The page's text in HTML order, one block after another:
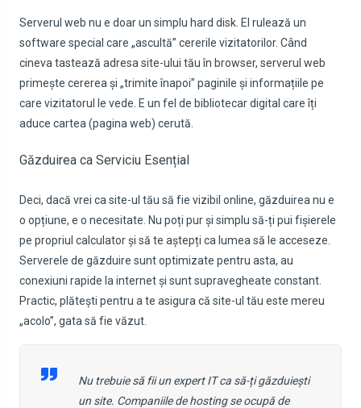
Serverul web nu e doar un simplu hard disk. El rulează un
software special care „ascultă” cererile vizitatorilor. Când
cineva tastează adresa site-ului tău în browser, serverul web
primește cererea și „trimite înapoi” paginile și informațiile pe
care vizitatorul le vede. E un fel de bibliotecar digital care îți
aduce cartea (pagina web) cerută.
Găzduirea ca Serviciu Esențial
Deci, dacă vrei ca site-ul tău să fie vizibil online, găzduirea nu e
o opțiune, e o necesitate. Nu poți pur și simplu să-ți pui fișierele
pe propriul calculator și să te aștepți ca lumea să le acceseze.
Serverele de găzduire sunt optimizate pentru asta, au
conexiuni rapide la internet și sunt supravegheate constant.
Practic, plătești pentru a te asigura că site-ul tău este mereu
„acolo”, gata să fie văzut.
Nu trebuie să fii un expert IT ca să-ți găzduiești
un site. Companiile de hosting se ocupă de